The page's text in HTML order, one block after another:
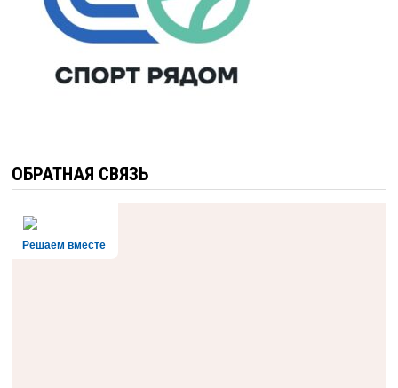
ОБРАТНАЯ СВЯЗЬ
Решаем вместе